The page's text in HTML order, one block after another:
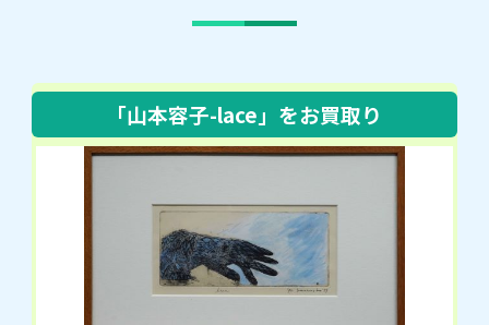
「山本容子-lace」 をお買取り